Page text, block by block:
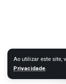
Ao utilizar este site,
Privacidade.
Portal